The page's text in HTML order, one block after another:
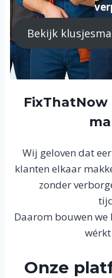
Bekijk
FixThatNow
Wij geloven dat
klanten elkaar
zonder
Daarom bouwen
Onze